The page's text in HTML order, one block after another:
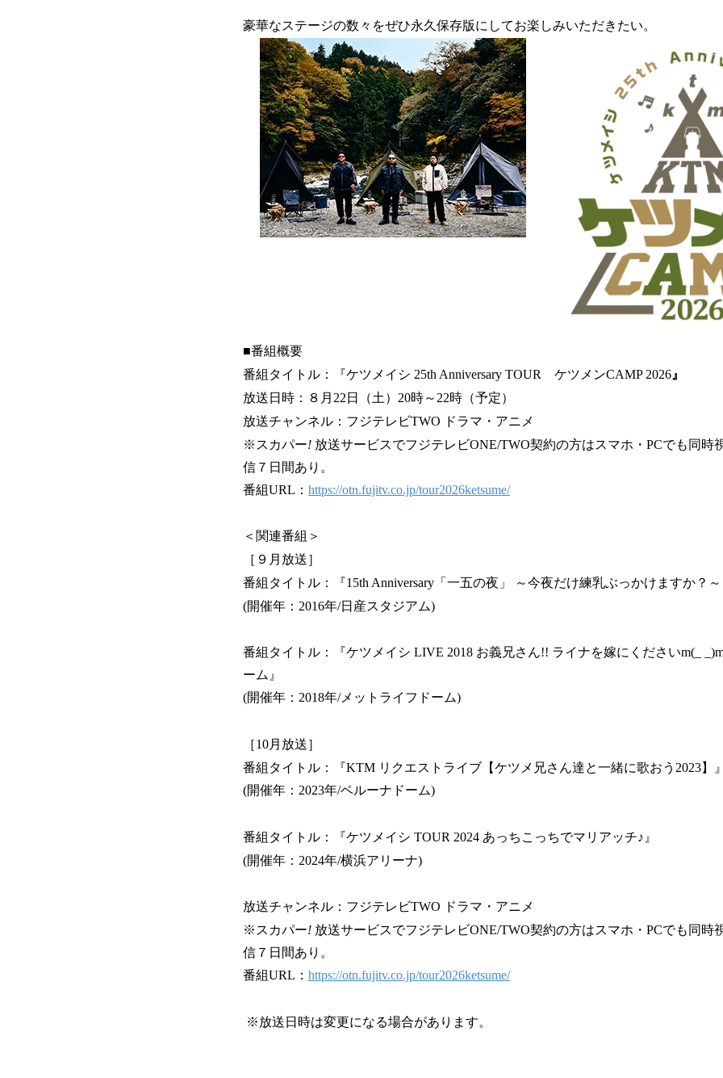
豪華なステージの数々をぜひ永久保存版にしてお楽しみいただきたい。
■番組概要
番組タイトル：『ケツメイシ 25th Anniversary TOUR ケツメンCAMP 2026 』
放送日時：８月22日（土）20時～22時（予定）
放送チャンネル：フジテレビTWO ドラマ・アニメ
※スカパー! 放送サービスでフジテレビONE/TWO契約の方はスマホ・PCでも同時
信７日間あり。
番組URL： https://otn.fujitv.co.jp/tour2026ketsume/
＜関連番組＞
［９月放送］
番組タイトル：『15th Anniversary「一五の夜」 ～今夜だけ練乳ぶっかけますか？～
(開催年：2016年/日産スタジアム)
番組タイトル：『ケツメイシ LIVE 2018 お義兄さん!! ライナを嫁にくださいm(_
ーム』
(開催年：2018年/メットライフドーム)
［10月放送］
番組タイトル：『KTM リクエストライブ【ケツメ兄さん達と一緒に歌おう2023】』
(開催年：2023年/ベルーナドーム)
番組タイトル：『ケツメイシ TOUR 2024 あっちこっちでマリアッチ♪』
(開催年：2024年/横浜アリーナ)
放送チャンネル：フジテレビTWO ドラマ・アニメ
※スカパー! 放送サービスでフジテレビONE/TWO契約の方はスマホ・PCでも同時
信７日間あり。
番組URL： https://otn.fujitv.co.jp/tour2026ketsume/
※放送日時は変更になる場合があります。